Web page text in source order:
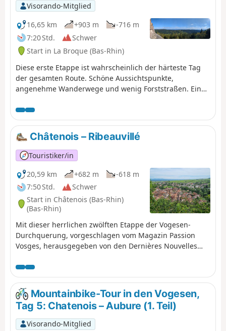
Visorando-Mitglied
16,65 km
+903 m
-716 m
7:20 Std.
Schwer
Start in La Broque (Bas-Rhin)
Diese erste Etappe ist wahrscheinlich der härteste Tag
der gesamten Route. Schöne Aussichtspunkte,
angenehme Wanderwege und wenig Forststraßen. Ein
Einstufung „schwierig”.
Châtenois – Ribeauvillé
Touristiker/in
20,59 km
+682 m
-618 m
7:50 Std.
Schwer
Start in Châtenois (Bas-Rhin)
(Bas-Rhin)
Mit dieser herrlichen zwölften Etappe der Vogesen-
Durchquerung, vorgeschlagen vom Magazin Passion
Vosges, herausgegeben von den Dernières Nouvelles
nacheinander verschiedene Burgen, angefangen mit der
symbolträchtigen Haut-Koenigsbourg. Nach einem
schönen Abstecher in die Talmulde des Bergdorfs
Thannenkirch führt ein letzter Aufstieg zu der steilen
und spektakulären Anlage der drei Burgen, die die
charmante Weinstadt Ribeauvillé überragen, dem
Mountainbike-Tour in den Vogesen,
Tag 5: Chatenois – Aubure (1. Teil)
Visorando-Mitglied